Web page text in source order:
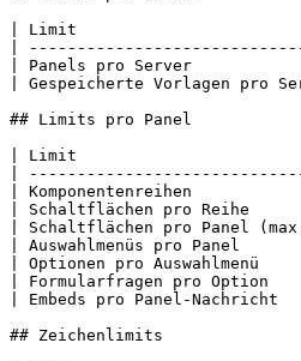
| Limit
|
| Panels pro Server
| Gespeicherte Vorlagen
## Limits pro Panel
| Limit
|
|
| Schaltflächen pro
| Schaltflächen pro
| Auswahlmenüs pro Panel
| Optionen pro
| Formularfragen pro
| Embeds pro Panel-
## Zeichenlimits